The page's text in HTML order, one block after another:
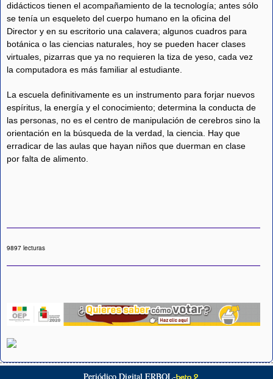
didácticos tienen el acompañamiento de la tecnología; antes sólo
se tenía un esqueleto del cuerpo humano en la oficina del
Director y en su escritorio una calavera; algunos cuadros para
botánica o las ciencias naturales, hoy se pueden hacer clases
virtuales, pizarras que ya no requieren la tiza de yeso, cada vez
la computadora es más familiar al estudiante.
La escuela definitivamente es un instrumento para forjar nuevos
espíritus, la energía y el conocimiento; determina la conducta de
las personas, no es el centro de manipulación de cerebros sino la
orientación en la búsqueda de la verdad, la ciencia. Hay que
erradicar de las aulas que hayan niños que duerman en clase
por falta de alimento.
9897 lecturas
Periódico Digital ERBOL-beta 2